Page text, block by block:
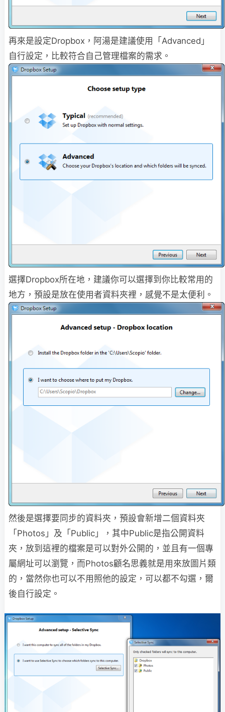
再來是設定Dropbox，阿湯是建議使用「Advanced」
自行設定，比較符合自己管理檔案的需求。
選擇Dropbox所在地，建議你可以選擇到你比較常用的
地方，預設是放在使用者資料夾裡，感覺不是太便利。
然後是選擇要同步的資料夾，預設會新增二個資料夾
「Photos」及「Public」，其中Public是指公開資料
夾，放到這裡的檔案是可以對外公開的，並且有一個專
屬網址可以瀏覽，而Photos顧名思義就是用來放圖片類
的，當然你也可以不用照他的設定，可以都不勾選，爾
後自行設定。